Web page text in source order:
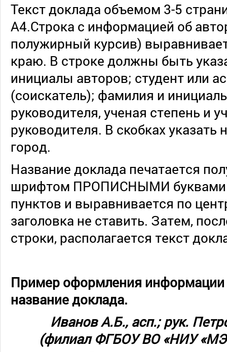
Текст доклада объемом 3-5
А4.Строка с информацией об
полужирный курсив)
краю. В строке должны быть
инициалы авторов; студент или
(соискатель); фамилия и
руководителя, ученая степень и
руководителя. В скобках указать
город.
Название доклада печатается
шрифтом ПРОПИСНЫМИ буквами
пунктов и выравнивается по
заголовка не ставить. Затем,
строки, располагается текст
Пример оформления информации
название доклада.
Иванов А.Б., асп.; рук.
(филиал ФГБОУ ВО «НИУ